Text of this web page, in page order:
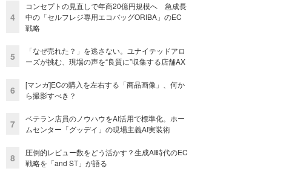
4
コンセプトの見直しで年商20億円規模へ 急成長
中の「セルフレジ専用エコバッグORIBA」のEC
戦略
5
「なぜ売れた？」を逃さない。ユナイテッドアロ
ーズが挑む、現場の声を“良質に”収集する店舗AX
6
[マンガ]ECの購入を左右する「商品画像」、何か
ら撮影すべき？
7
ベテラン店員のノウハウをAI活用で標準化。ホー
ムセンター「グッデイ」の現場主義AI実装術
8
圧倒的レビュー数をどう活かす？生成AI時代のEC
戦略を「and ST」が語る